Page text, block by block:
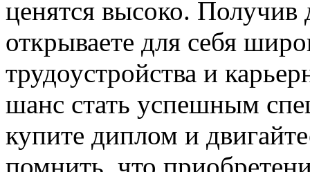
ценятся высоко.
открываете для себя
трудоустройства и
шанс стать успешным
купите диплом и
помнить, что